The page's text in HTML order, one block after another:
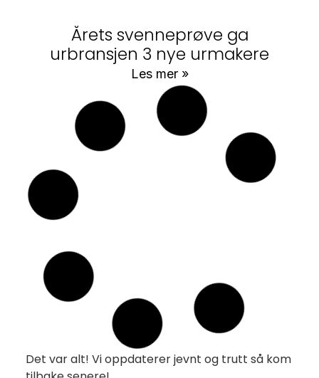
Årets svenneprøve ga
urbransjen 3 nye urmakere
Les mer »
Lommeurets utvikling fra 1510-
1800
Verdivurdering av ur
Artikkel MittLillestrøm: «Kan ikke
akkurat sende klokka i posten»
Les mer »
Morsomt klokkeprogram fra
Danmark